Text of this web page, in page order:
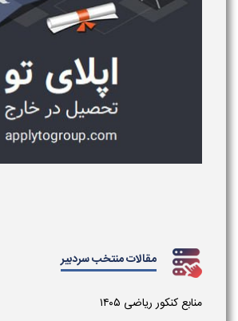
مقالات منتخب سردبیر
منابع کنکور ریاضی ۱۴۰۵